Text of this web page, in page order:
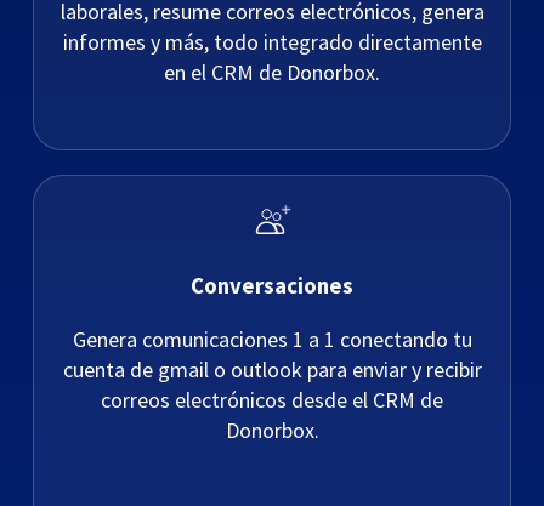
laborales, resume correos electrónicos, genera
informes y más, todo integrado directamente
en el CRM de Donorbox.
Conversaciones
Genera comunicaciones 1 a 1 conectando tu
cuenta de gmail o outlook para enviar y recibir
correos electrónicos desde el CRM de
Donorbox.